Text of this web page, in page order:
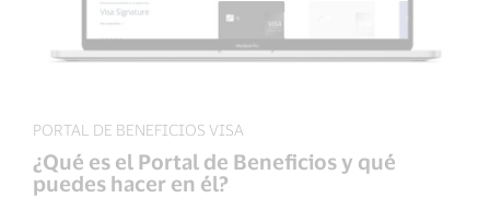
PORTAL DE BENEFICIOS VISA
¿Qué es el Portal de Beneficios y qué
puedes hacer en él?